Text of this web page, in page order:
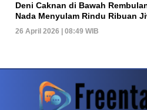
Deni Caknan di Bawah
Nada Menyulam Rindu Ribuan
26 April 2026 | 08:49 WIB
PETIR800 LOGIN Baccarat